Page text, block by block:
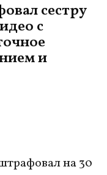
сестру
с
и
на 30